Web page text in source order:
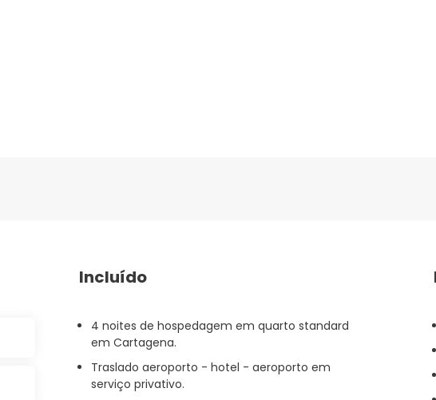
Incluído
4 noites de hospedagem em quarto standard
em Cartagena.
Traslado aeroporto - hotel - aeroporto em
serviço privativo.